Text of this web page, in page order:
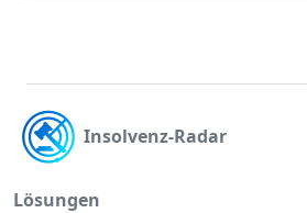
Insolvenz-Radar
Lösungen